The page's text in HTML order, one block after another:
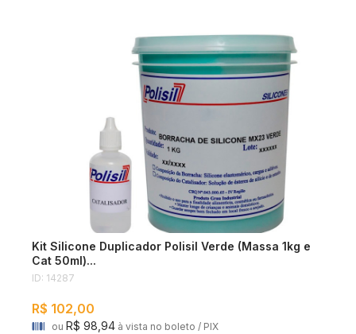
Kit Silicone Duplicador Polisil Verde (Massa 1kg e
Cat 50ml)...
ID: 14287
R$ 102,00
ou R$ 98,94 à vista no boleto / PIX